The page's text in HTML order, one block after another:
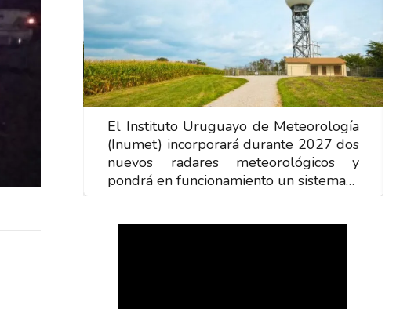
El Instituto Uruguayo de Meteorología
(Inumet) incorporará durante 2027 dos
nuevos radares meteorológicos y
pondrá en funcionamiento un sistema…